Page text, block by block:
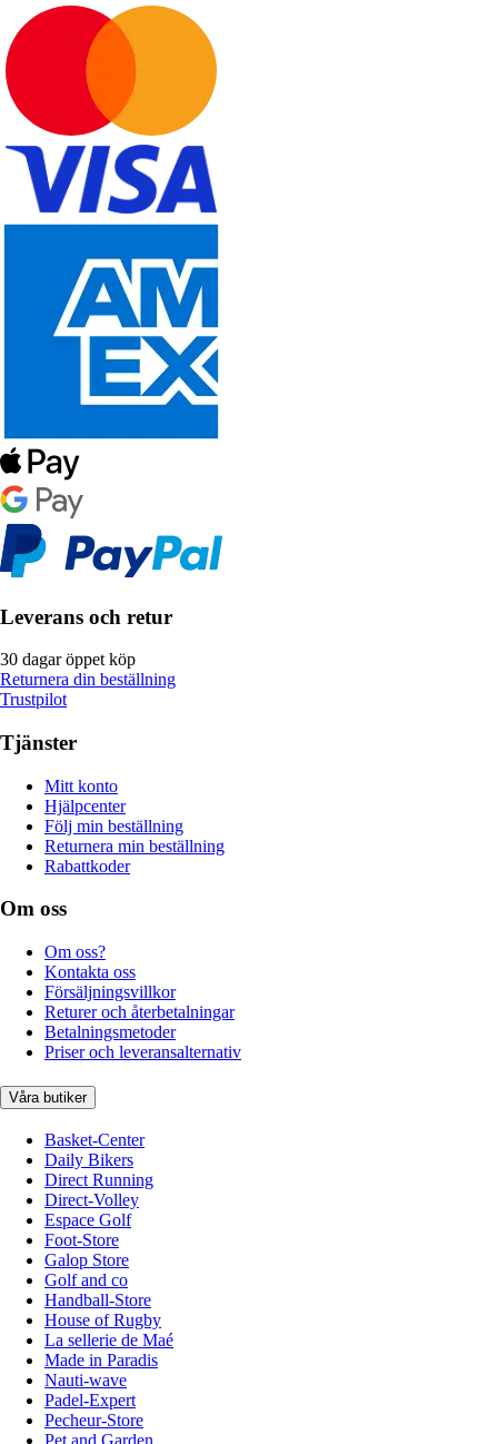
Leverans och retur
30 dagar öppet köp
Returnera din beställning
Trustpilot
Tjänster
Mitt konto
Hjälpcenter
Följ min beställning
Returnera min beställning
Rabattkoder
Om oss
Om oss?
Kontakta oss
Försäljningsvillkor
Returer och återbetalningar
Betalningsmetoder
Priser och leveransalternativ
Våra butiker
Basket-Center
Daily Bikers
Direct Running
Direct-Volley
Espace Golf
Foot-Store
Galop Store
Golf and co
Handball-Store
House of Rugby
La sellerie de Maé
Made in Paradis
Nauti-wave
Padel-Expert
Pecheur-Store
Pet and Garden